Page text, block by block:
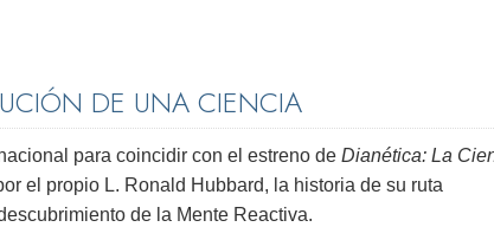
DE UNA CIENCIA
para coincidir con el estreno de Dianética: La
el propio L. Ronald Hubbard, la historia de su ruta
de la Mente Reactiva.